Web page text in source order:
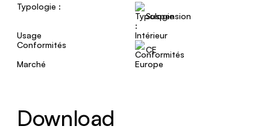
Typologie :
Suspension
Usage
Intérieur
Conformités
CE
Marché
Europe
Download